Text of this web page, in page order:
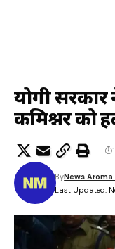
योगी
कमिश्नर को
Last Updated:
ByNews Aroma